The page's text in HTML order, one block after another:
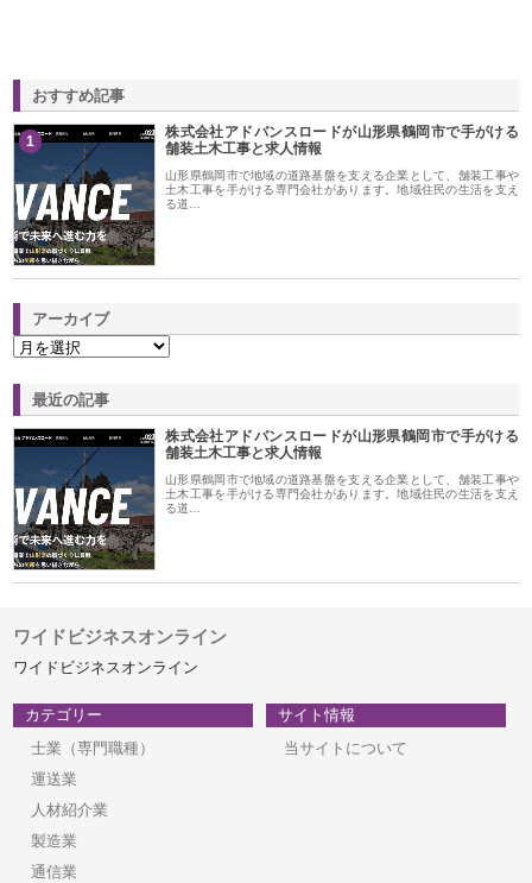
おすすめ記事
1
株式会社アドバンスロードが山形県鶴岡市で手がける
舗装土木工事と求人情報
山形県鶴岡市で地域の道路基盤を支える企業として、舗装工事や
土木工事を手がける専門会社があります。地域住民の生活を支え
る道…
アーカイブ
最近の記事
株式会社アドバンスロードが山形県鶴岡市で手がける
舗装土木工事と求人情報
山形県鶴岡市で地域の道路基盤を支える企業として、舗装工事や
土木工事を手がける専門会社があります。地域住民の生活を支え
る道…
ワイドビジネスオンライン
ワイドビジネスオンライン
カテゴリー
士業（専門職種）
運送業
人材紹介業
製造業
通信業
サイト情報
当サイトについて